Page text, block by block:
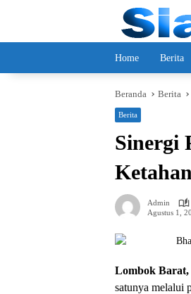
Home Berita
Beranda Berita
Berita
Sinergi
Admin
Agustus 1,
Lombok
satunya melalui